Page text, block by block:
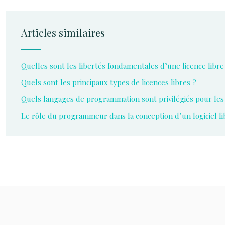
Articles similaires
Quelles sont les libertés fondamentales d’une licence libre
Quels sont les principaux types de licences libres ?
Quels langages de programmation sont privilégiés pour
Le rôle du programmeur dans la conception d’un logiciel